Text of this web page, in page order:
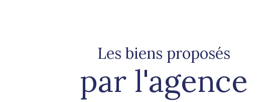
Les biens proposés
par l'agence